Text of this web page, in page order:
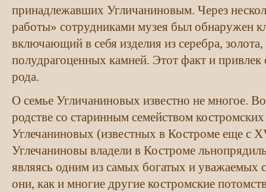
принадлежавших Угличаниновым. Через
работы» сотрудниками музея был обнаружен
включающий в себя изделия из серебра,
полудрагоценных камней. Этот факт и
рода.
О семье Угличаниновых известно не многое.
родстве со старинным семейством
Углечаниновых (известных в Костроме еще с
Углечаниновы владели в Костроме
являясь одним из самых богатых и уважаемых
они, как и многие другие костромские